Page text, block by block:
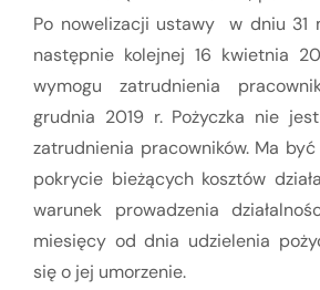
Po nowelizacji ustawy w dniu
następnie kolejnej 16 kwietnia
wymogu zatrudnienia
grudnia 2019 r. Pożyczka nie
zatrudnienia pracowników. Ma
pokrycie bieżących kosztów
warunek prowadzenia
miesięcy od dnia udzielenia
się o jej umorzenie.